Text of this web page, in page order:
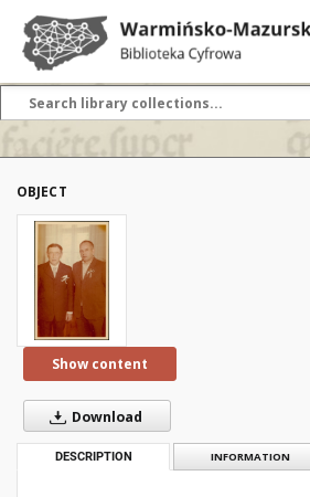
OBJECT
Show content
Download
DESCRIPTION INFORMATION